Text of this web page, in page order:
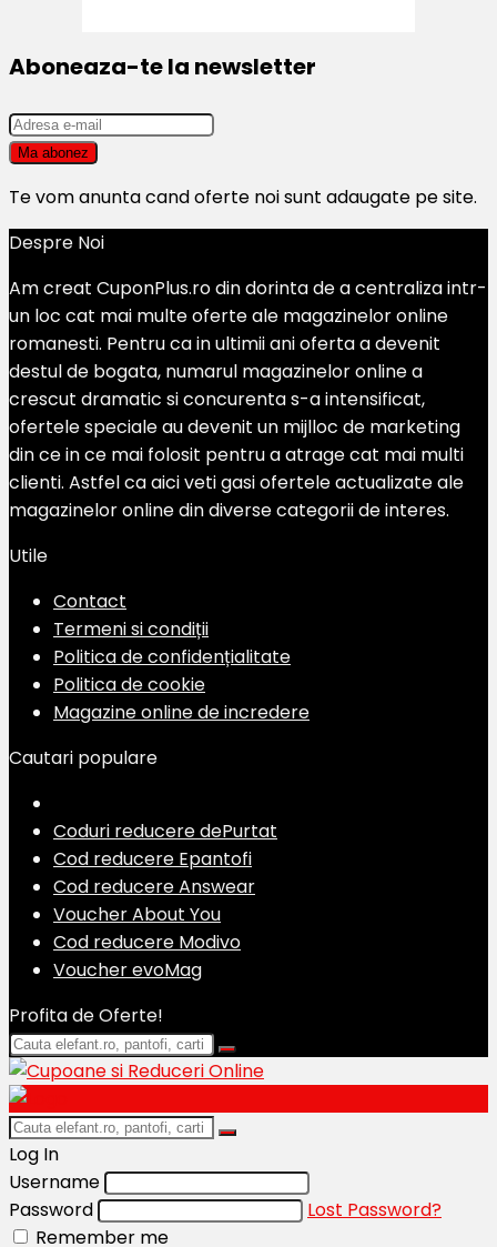
Aboneaza-te la newsletter
Te vom anunta cand oferte noi sunt adaugate pe site.
Despre Noi
Am creat CuponPlus.ro din dorinta de a centraliza intr-
un loc cat mai multe oferte ale magazinelor online
romanesti. Pentru ca in ultimii ani oferta a devenit
destul de bogata, numarul magazinelor online a
crescut dramatic si concurenta s-a intensificat,
ofertele speciale au devenit un mijlloc de marketing
din ce in ce mai folosit pentru a atrage cat mai multi
clienti. Astfel ca aici veti gasi ofertele actualizate ale
magazinelor online din diverse categorii de interes.
Utile
Contact
Termeni si condiții
Politica de confidențialitate
Politica de cookie
Magazine online de incredere
Cautari populare
Coduri reducere dePurtat
Cod reducere Epantofi
Cod reducere Answear
Voucher About You
Cod reducere Modivo
Voucher evoMag
Profita de Oferte!
Log In
Username
Password
Lost Password?
Remember me